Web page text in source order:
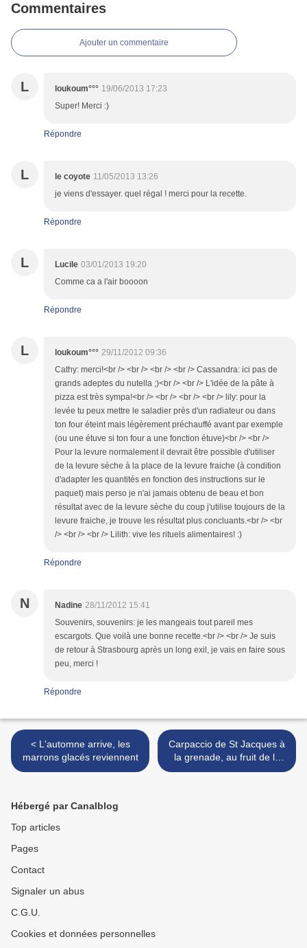
Commentaires
Ajouter un commentaire
L loukoum°°° 19/06/2013 17:23
Super! Merci :)
Répondre
L le coyote 11/05/2013 13:26
je viens d'essayer. quel régal ! merci pour la recette.
Répondre
L Lucile 03/01/2013 19:20
Comme ca a l'air boooon
Répondre
L loukoum°°° 29/11/2012 09:36
Cathy: merci!<br /> <br /> <br /> <br /> Cassandra: ici pas de
grands adeptes du nutella ;)<br /> <br /> L'idée de la pâte à
pizza est très sympa!<br /> <br /> <br /> <br /> lily: pour la
levée tu peux mettre le saladier près d'un radiateur ou dans
ton four éteint mais légèrement préchauffé avant par exemple
(ou une étuve si ton four a une fonction étuve)<br /> <br />
Pour la levure normalement il devrait être possible d'utiliser
de la levure sèche à la place de la levure fraiche (à condition
d'adapter les quantités en fonction des instructions sur le
paquet) mais perso je n'ai jamais obtenu de beau et bon
résultat avec de la levure sèche du coup j'utilise toujours de la
levure fraiche, je trouve les résultat plus concluants.<br /> <br
/> <br /> <br /> Lilith: vive les rituels alimentaires! :)
Répondre
N Nadine 28/11/2012 15:41
Souvenirs, souvenirs: je les mangeais tout pareil mes
escargots. Que voilà une bonne recette.<br /> <br /> Je suis
de retour à Strasbourg après un long exil, je vais en faire sous
peu, merci !
Répondre
< L'automne arrive, les
marrons glacés reviennent
Carpaccio de St Jacques à
la grenade, au fruit de la
passion et aux éclats de
Hébergé par Canalblog
Top articles
Pages
Contact
Signaler un abus
C.G.U.
Cookies et données personnelles